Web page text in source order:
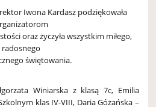
Iwona Kardasz podziękowała
oraz życzyła wszystkim miłego,
radosnego
świętowania.
Winiarska z klasą 7c, Emilia
klas IV-VIII, Daria Góżańska –